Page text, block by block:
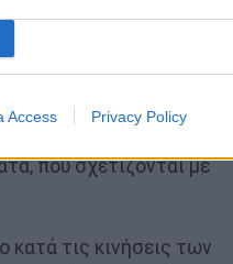
Access Privacy Policy
κοινή πρώτη
νευρίτιδα.
βλέπει το μάτι. Όταν η
που σχετίζονται με
κατά τις κινήσεις των